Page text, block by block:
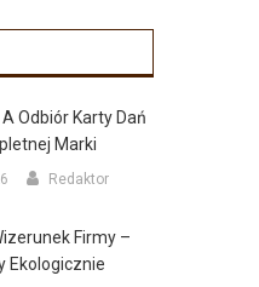
Odbiór Karty Dań
Marki
Redaktor
Firmy –
Ekologicznie